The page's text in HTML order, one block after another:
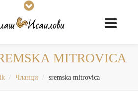
MITROVICA
Чланци sremska mitrovica